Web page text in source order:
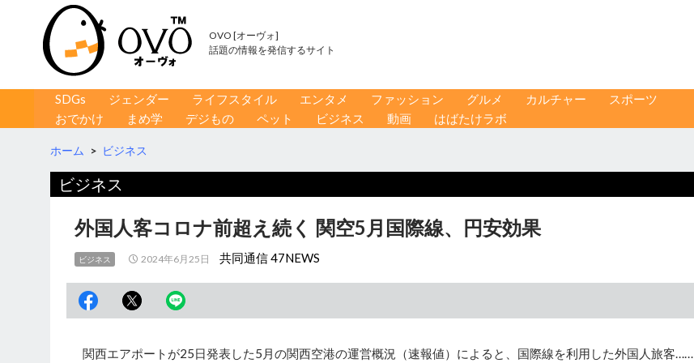
OVO [オーヴォ]
話題の情報を発信するサイト
コンテンツへ移動
SDGs ジェンダー ライフスタイル エンタメ ファッション グルメ カルチャー
スポーツ
おでかけ
まめ学 デジもの ペット ビジネス 動画 はばたけラボ
ホーム > ビジネス
ビジネス
外国人客コロナ前超え続く 関空5月国際線、円安効果
ビジネス 2024年6月25日 共同通信 47NEWS
関西エアポートが25日発表した5月の関西空港の運営概況（速報値）によると、国際線を利用した外国人旅客……